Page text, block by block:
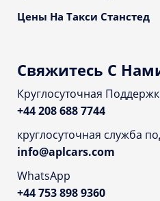
Цены На Такси Станстед
Свяжитесь С
Круглосуточная
+44 208 688 7744
круглосуточная служба
info@aplcars.com
WhatsApp
+44 753 898 9360